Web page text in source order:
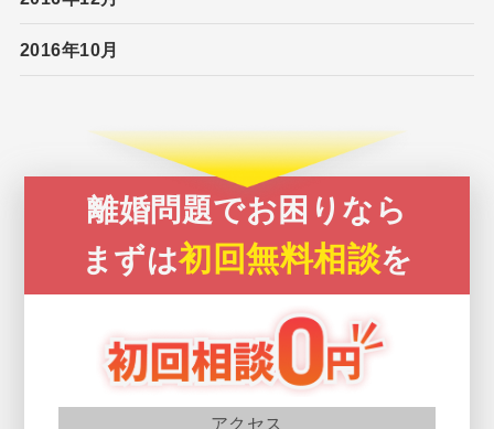
2016年10月
離婚問題でお困りなら
まずは初回無料相談を
アクセス